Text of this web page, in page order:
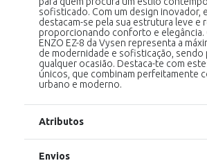
sofisticado. Com um design inovador,
destacam-se pela sua estrutura leve e
proporcionando conforto e elegância.
ENZO EZ-8 da Vysen representa a
de modernidade e sofisticação, sendo
qualquer ocasião. Destaca-te com
únicos, que combinam perfeitamente
urbano e moderno.
Atributos
Envios